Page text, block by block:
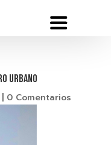
URBANO
0 Comentarios